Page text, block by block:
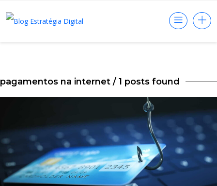
pagamentos na internet / 1 posts found